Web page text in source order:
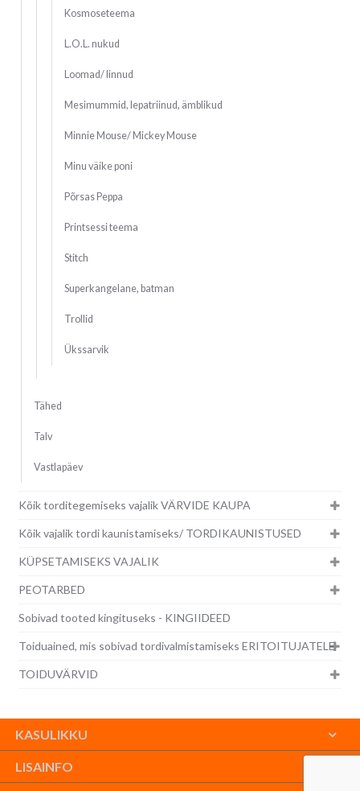
Kosmoseteema
L.O.L. nukud
Loomad/ linnud
Mesimummid, lepatriinud, ämblikud
Minnie Mouse/ Mickey Mouse
Minu väike poni
Põrsas Peppa
Printsessi teema
Stitch
Superkangelane, batman
Trollid
Ükssarvik
Tähed
Talv
Vastlapäev
Kõik torditegemiseks vajalik VÄRVIDE KAUPA
Kõik vajalik tordi kaunistamiseks/ TORDIKAUNISTUSED
KÜPSETAMISEKS VAJALIK
PEOTARBED
Sobivad tooted kingituseks - KINGIIDEED
Toiduained, mis sobivad tordivalmistamiseks ERITOITUJATELE
TOIDUVÄRVID
KASULIKKU
LISAINFO